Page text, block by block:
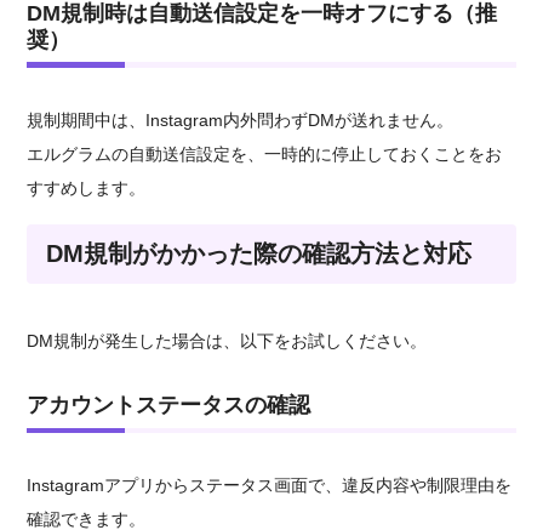
DM規制時は自動送信設定を一時オフにする（推
奨）
規制期間中は、Instagram内外問わずDMが送れません。
エルグラムの自動送信設定を、一時的に停止しておくことをお
すすめします。
DM規制がかかった際の確認方法と対応
DM規制が発生した場合は、以下をお試しください。
アカウントステータスの確認
Instagramアプリからステータス画面で、違反内容や制限理由を
確認できます。